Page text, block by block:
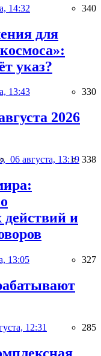
14:32 340
для
указ?
13:43 330
2026
06 августа, 13:19 338
и
13:05 327
12:31 285